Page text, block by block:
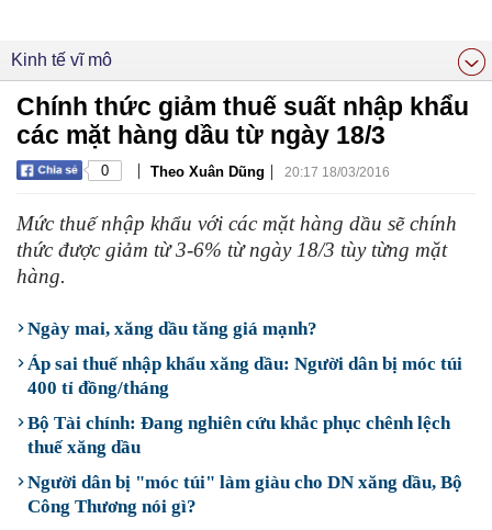
Kinh tế vĩ mô
Chính thức giảm thuế suất nhập khẩu
các mặt hàng dầu từ ngày 18/3
0 | Theo Xuân Dũng | 20:17 18/03/2016
Mức thuế nhập khẩu với các mặt hàng dầu sẽ chính
thức được giảm từ 3-6% từ ngày 18/3 tùy từng mặt
hàng.
Ngày mai, xăng dầu tăng giá mạnh?
Áp sai thuế nhập khẩu xăng dầu: Người dân bị móc túi
400 tỉ đồng/tháng
Bộ Tài chính: Đang nghiên cứu khắc phục chênh lệch
thuế xăng dầu
Người dân bị "móc túi" làm giàu cho DN xăng dầu, Bộ
Công Thương nói gì?